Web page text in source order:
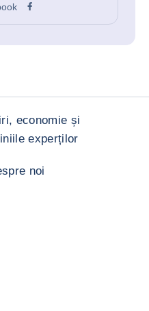
economie și
experților
noi